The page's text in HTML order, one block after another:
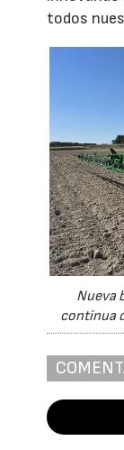
todos
Nueva
continua